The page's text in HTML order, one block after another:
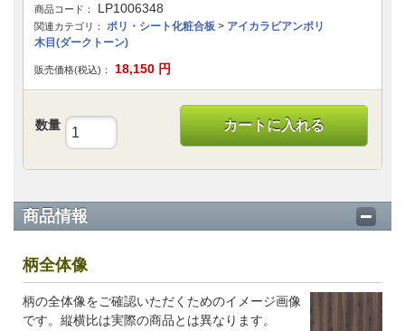
商品コード： LP1006348
関連カテゴリ： ポリ・シート化粧合板 > アイカラビアンポリ
木目(ダークトーン)
販売価格(税込)： 18,150 円
数量 カートに入れる
商品情報
柄全体像
柄の全体像をご確認いただくためのイメージ画像
です。縦横比は実際の商品とは異なります。